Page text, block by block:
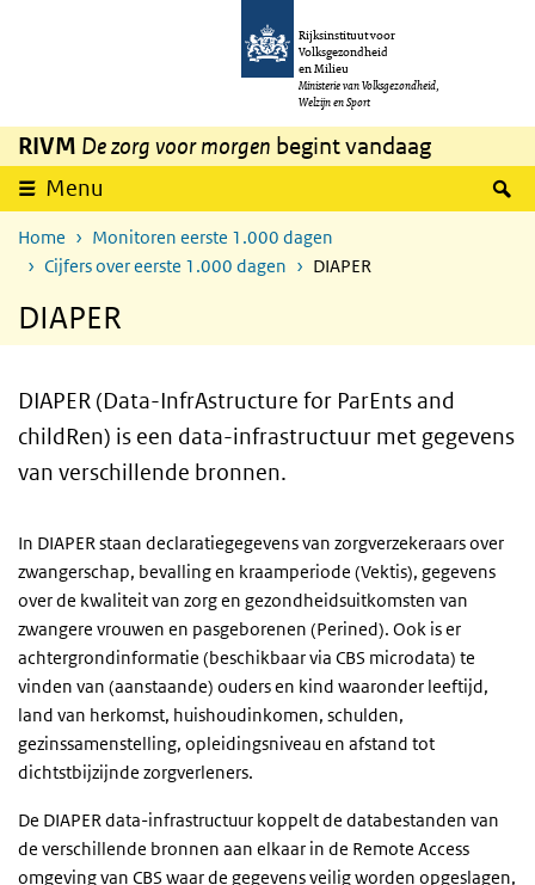
Overslaan en naar de inhoud gaan
Rijksinstituut voor
Volksgezondheid
en Milieu
Ministerie van Volksgezondheid,
Welzijn en Sport
RIVM De zorg voor morgen begint vandaag
Menu
Home
Monitoren eerste 1.000 dagen
Cijfers over eerste 1.000 dagen
DIAPER
DIAPER
DIAPER (Data-InfrAstructure for ParEnts and
childRen) is een data-infrastructuur met gegevens
van verschillende bronnen.
In DIAPER staan declaratiegegevens van zorgverzekeraars over
zwangerschap, bevalling en kraamperiode (Vektis), gegevens
over de kwaliteit van zorg en gezondheidsuitkomsten van
zwangere vrouwen en pasgeborenen (Perined). Ook is er
achtergrondinformatie (beschikbaar via CBS microdata) te
vinden van (aanstaande) ouders en kind waaronder leeftijd,
land van herkomst, huishoudinkomen, schulden,
gezinssamenstelling, opleidingsniveau en afstand tot
dichtstbijzijnde zorgverleners.
De DIAPER data-infrastructuur koppelt de databestanden van
de verschillende bronnen aan elkaar in de Remote Access
omgeving van CBS waar de gegevens veilig worden opgeslagen,